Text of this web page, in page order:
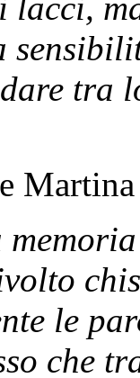
tra
Martina
le
che